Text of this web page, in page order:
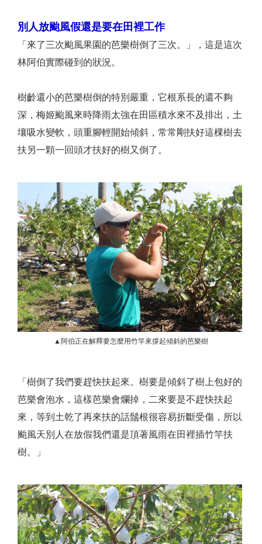
別人放颱風假還是要在田裡工作
「來了三次颱風果園的芭樂樹倒了三次。」，這是這次
林阿伯實際碰到的狀況。
樹齡還小的芭樂樹倒的特別嚴重，它根系長的還不夠
深，梅姬颱風來時降雨太強在田區積水來不及排出，土
壤吸水變軟，頭重腳輕開始傾斜，常常剛扶好這棵樹去
扶另一顆一回頭才扶好的樹又倒了。
▲阿伯正在解釋要怎麼用竹竿來撐起傾斜的芭樂樹
「樹倒了我們要趕快扶起來。樹要是傾斜了樹上包好的
芭樂會泡水，這樣芭樂會爛掉，二來要是不趕快扶起
來，等到土乾了再來扶的話鬚根很容易折斷受傷，所以
颱風天別人在放假我們還是頂著風雨在田裡插竹竿扶
樹。」